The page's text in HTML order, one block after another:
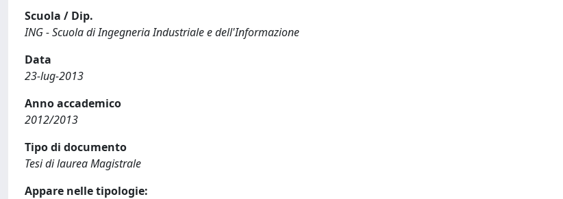
Scuola / Dip.
ING - Scuola di Ingegneria Industriale e dell'Informazione
Data
23-lug-2013
Anno accademico
2012/2013
Tipo di documento
Tesi di laurea Magistrale
Appare nelle tipologie: